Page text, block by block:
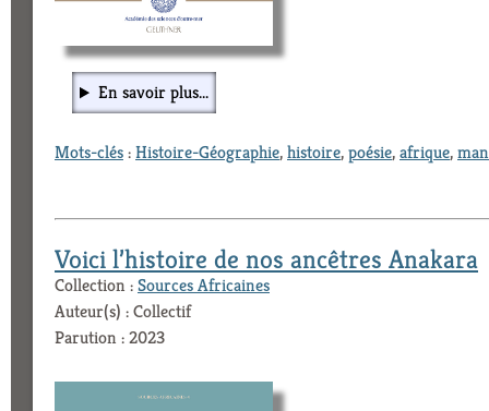
En savoir plus...
Mots-clés:Histoire-Géographie,histoire,poésie,afrique,
Voici l’histoire de nos ancêtres Anakara
Collection :Sources Africaines
Auteur(s) : Collectif
Parution : 2023